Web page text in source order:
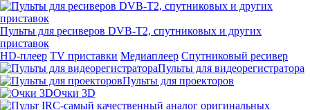
Пульты для ресиверов DVB-T2, спутниковых и других
приставок
HD-плеер TV приставки Медиаплеер Спутниковый ресивер
Пульты для видеорегистратора
Пульты для проекторов
Очки 3D